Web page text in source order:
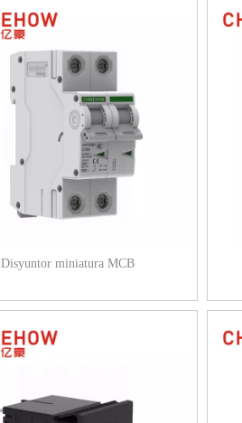
Disyuntor miniatura MCB